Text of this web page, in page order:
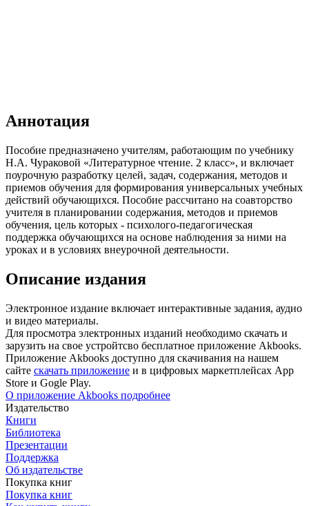
Аннотация
Пособие предназначено учителям, работающим по учебнику
Н.А. Чураковой «Литературное чтение. 2 класс», и включает
поурочную разработку целей, задач, содержания, методов и
приемов обучения для формирования универсальных учебных
действий обучающихся. Пособие рассчитано на соавторство
учителя в планировании содержания, методов и приемов
обучения, цель которых - психолого-педагогическая
поддержка обучающихся на основе наблюдения за ними на
уроках и в условиях внеурочной деятельности.
Описание издания
Электронное издание включает интерактивные задания, аудио
и видео материалы.
Для просмотра электронных изданий необходимо скачать и
зарузить на свое устройтсво бесплатное приложение Akbooks.
Приложение Akbooks доступно для скачивания на нашем
сайте скачать приложение и в цифровых маркетплейсах App
Store и Gogle Play.
О приложение Akbooks подробнее
Издательство
Книги
Библиотека
Презентации
Поддержка
Об издательстве
Покупка книг
Покупка книг